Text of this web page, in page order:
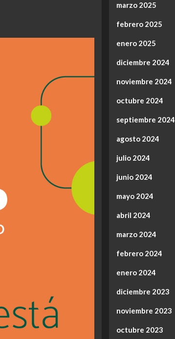
marzo 2025
febrero 2025
enero 2025
diciembre 2024
noviembre 2024
octubre 2024
septiembre 2024
agosto 2024
julio 2024
junio 2024
mayo 2024
abril 2024
marzo 2024
febrero 2024
enero 2024
diciembre 2023
noviembre 2023
octubre 2023